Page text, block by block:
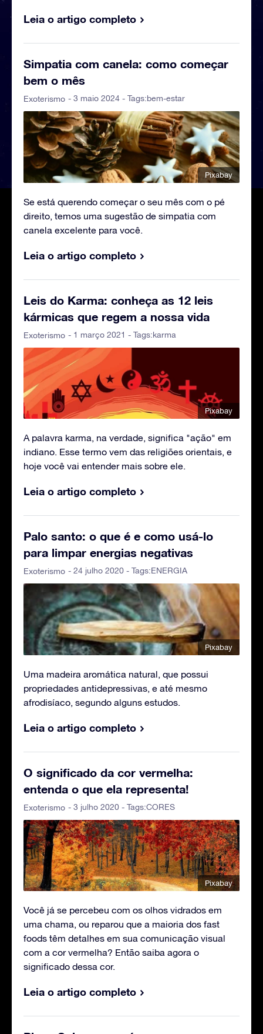
Leia o artigo completo
Simpatia com canela: como começar
bem o mês
Exoterismo - 3 maio 2024 - Tags:bem-estar
Pixabay
Se está querendo começar o seu mês com o pé
direito, temos uma sugestão de simpatia com
canela excelente para você.
Leia o artigo completo
Leis do Karma: conheça as 12 leis
kármicas que regem a nossa vida
Exoterismo - 1 março 2021 - Tags:karma
Pixabay
A palavra karma, na verdade, significa "ação" em
indiano. Esse termo vem das religiões orientais, e
hoje você vai entender mais sobre ele.
Leia o artigo completo
Palo santo: o que é e como usá-lo
para limpar energias negativas
Exoterismo - 24 julho 2020 - Tags:ENERGIA
Pixabay
Uma madeira aromática natural, que possui
propriedades antidepressivas, e até mesmo
afrodisíaco, segundo alguns estudos.
Leia o artigo completo
O significado da cor vermelha:
entenda o que ela representa!
Exoterismo - 3 julho 2020 - Tags:CORES
Pixabay
Você já se percebeu com os olhos vidrados em
uma chama, ou reparou que a maioria dos fast
foods têm detalhes em sua comunicação visual
com a cor vermelha? Então saiba agora o
significado dessa cor.
Leia o artigo completo